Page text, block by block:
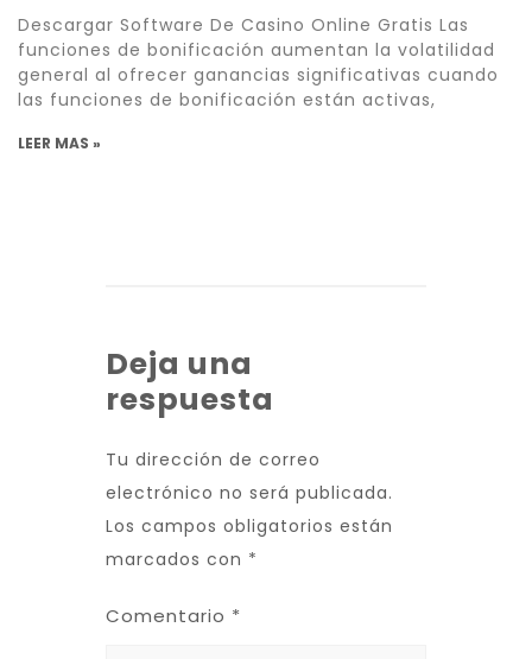
Descargar Software De Casino Online Gratis Las
funciones de bonificación aumentan la volatilidad
general al ofrecer ganancias significativas cuando
las funciones de bonificación están activas,
LEER MAS »
Deja una
respuesta
Tu dirección de correo
electrónico no será publicada.
Los campos obligatorios están
marcados con *
Comentario *